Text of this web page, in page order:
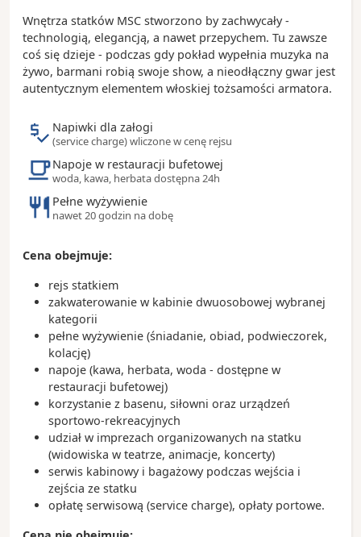
sobą magazynów zbudowanych w wilhelmińskim
gotyku ceglanym
- park miniatur - Miniatur Wunderland
- Elbphilharmonie, czyli filharmonia nad Łabą,
zbudowana kosztem 800 milionów euro
„dzielnicy czerwonych latarni”
- Hamburg położony jest ponad 100 kilometrów od
Morza Północnego a statki wypływają z ujścia Łaby
- John Lennon powiedział: „Urodziłem się w
Liverpoolu, ale dorastałem w Hamburgu” - mając na
często grali w klubach wokół ulicy Reeperbahn
świecie
- hamburger jako potrawa i jako słowo wywodzi się
od befsztyka po hambursku, czyli kotleta z siekanej
wołowiny wprowadzonego do kuchni amerykańskiej
przez imigrantów z Niemiec.
Wnętrza statków MSC stworzono by zachwycały -
technologią, elegancją, a nawet przepychem. Tu zawsze
coś się dzieje - podczas gdy pokład wypełnia muzyka na
żywo, barmani robią swoje show, a nieodłączny gwar jest
autentycznym elementem włoskiej tożsamości armatora.
Napiwki dla załogi
(service charge) wliczone w cenę rejsu
Napoje w restauracji bufetowej
woda, kawa, herbata dostępna 24h
Pełne wyżywienie
nawet 20 godzin na dobę
Cena obejmuje:
rejs statkiem
zakwaterowanie w kabinie dwuosobowej wybranej
kategorii
pełne wyżywienie (śniadanie, obiad, podwieczorek,
kolację)
napoje (kawa, herbata, woda - dostępne w
restauracji bufetowej)
korzystanie z basenu, siłowni oraz urządzeń
sportowo-rekreacyjnych
udział w imprezach organizowanych na statku
(widowiska w teatrze, animacje, koncerty)
serwis kabinowy i bagażowy podczas wejścia i
zejścia ze statku
opłatę serwisową (service charge), opłaty portowe.